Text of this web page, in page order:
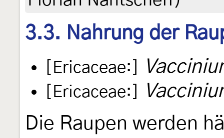
3.3. Nahrung der
[Ericaceae:]
[Ericaceae:]
Die Raupen werden